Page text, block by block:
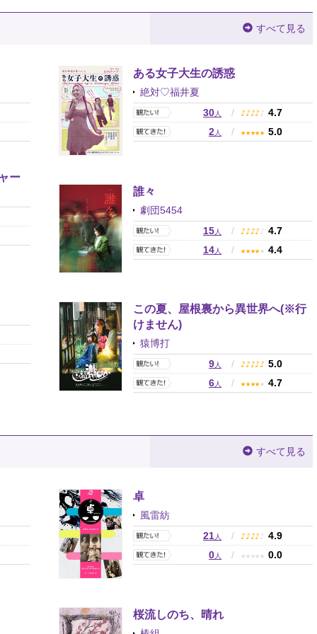
すべて見る
ー
ある女子大生の誘惑
絶対♡福井夏
30人 / ♪ ♪ ♪ ♪ ♪
4.7
2人 / ★ ★ ★ ★ ★ 5.0
誰々
劇団5454
15人 / ♪ ♪ ♪ ♪ ♪
4.7
14人 / ★ ★ ★ ★ ★ 4.4
この夏、屋根裏から異世界へ(※行
けません)
猿博打
9人 / ♪ ♪ ♪ ♪ ♪
5.0
6人 / ★ ★ ★ ★ ★ 4.7
すべて見る
卓
風雷紡
21人 / ♪ ♪ ♪ ♪ ♪
4.9
0人 / ★ ★ ★ ★ ★ 0.0
桜流しのち、晴れ